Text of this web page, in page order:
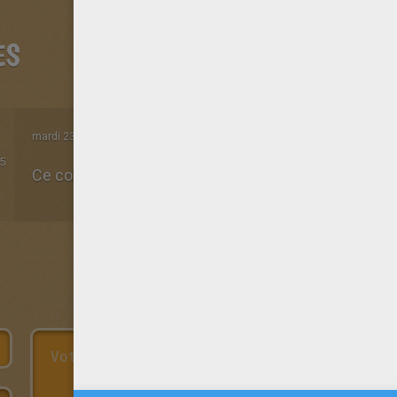
5
mardi 23 Décembre 2014 à 18h52
Ce coloriage de noël est très très jolie